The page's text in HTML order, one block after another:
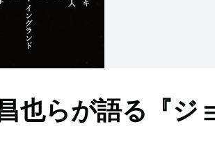
也らが語る『ジ